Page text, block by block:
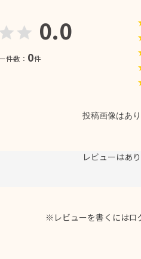
0.0
件数： 0件
投稿画像はあり
レビューはあり
※レビューを書くにはロ